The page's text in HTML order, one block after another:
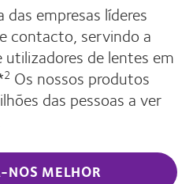
empresas líderes
contacto, servindo a
utilizadores de lentes em
2 Os nossos produtos
das pessoas a ver
NOS MELHOR